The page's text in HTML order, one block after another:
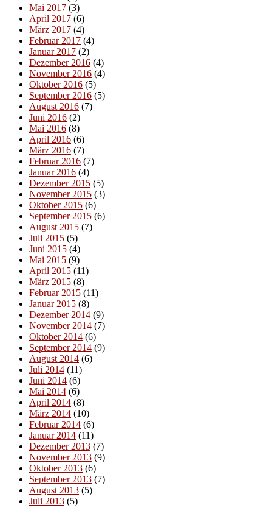
Mai 2017 (3)
April 2017 (6)
März 2017 (4)
Februar 2017 (4)
Januar 2017 (2)
Dezember 2016 (4)
November 2016 (4)
Oktober 2016 (5)
September 2016 (5)
August 2016 (7)
Juni 2016 (2)
Mai 2016 (8)
April 2016 (6)
März 2016 (7)
Februar 2016 (7)
Januar 2016 (4)
Dezember 2015 (5)
November 2015 (3)
Oktober 2015 (6)
September 2015 (6)
August 2015 (7)
Juli 2015 (5)
Juni 2015 (4)
Mai 2015 (9)
April 2015 (11)
März 2015 (8)
Februar 2015 (11)
Januar 2015 (8)
Dezember 2014 (9)
November 2014 (7)
Oktober 2014 (6)
September 2014 (9)
August 2014 (6)
Juli 2014 (11)
Juni 2014 (6)
Mai 2014 (6)
April 2014 (8)
März 2014 (10)
Februar 2014 (6)
Januar 2014 (11)
Dezember 2013 (7)
November 2013 (9)
Oktober 2013 (6)
September 2013 (7)
August 2013 (5)
Juli 2013 (5)